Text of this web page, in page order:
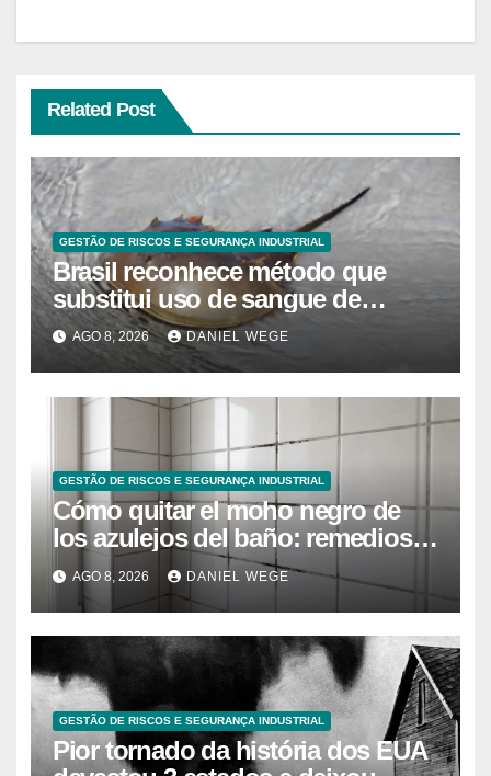
Related Post
GESTÃO DE RISCOS E SEGURANÇA INDUSTRIAL
Brasil reconhece método que
substitui uso de sangue de
caranguejo-ferradura em testes
farmacêuticos
AGO 8, 2026 DANIEL WEGE
GESTÃO DE RISCOS E SEGURANÇA INDUSTRIAL
Cómo quitar el moho negro de
los azulejos del baño: remedios
caseros efectivos
AGO 8, 2026 DANIEL WEGE
GESTÃO DE RISCOS E SEGURANÇA INDUSTRIAL
Pior tornado da história dos EUA